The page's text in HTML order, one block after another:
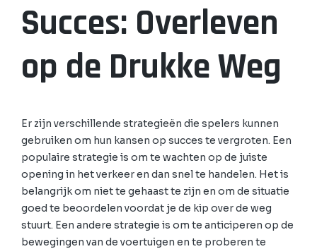
Succes: Overleven
op de Drukke Weg
Er zijn verschillende strategieën die spelers kunnen
gebruiken om hun kansen op succes te vergroten. Een
populaire strategie is om te wachten op de juiste
opening in het verkeer en dan snel te handelen. Het is
belangrijk om niet te gehaast te zijn en om de situatie
goed te beoordelen voordat je de kip over de weg
stuurt. Een andere strategie is om te anticiperen op de
bewegingen van de voertuigen en te proberen te